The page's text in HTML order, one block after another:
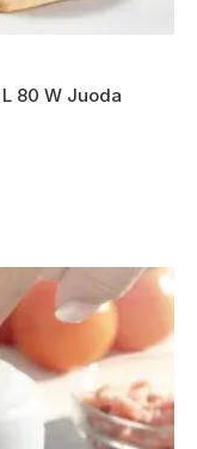
80 W Juoda